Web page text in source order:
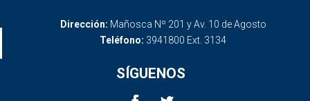
Dirección: Mañosca Nº 201 y Av. 10 de Agosto
Teléfono: 3941800 Ext. 3134
SÍGUENOS